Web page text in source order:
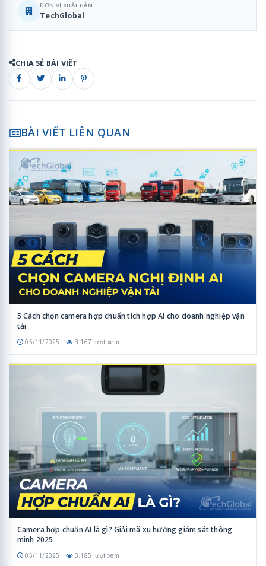
ĐƠN VỊ XUẤT BẢN
TechGlobal
CHIA SẺ BÀI VIẾT
BÀI VIẾT LIÊN QUAN
5 Cách chọn camera hợp chuẩn tích hợp AI cho doanh nghiệp vận
tải
05/11/2025 3.167 lượt xem
Camera hợp chuẩn AI là gì? Giải mã xu hướng giám sát thông
minh 2025
05/11/2025 3.185 lượt xem